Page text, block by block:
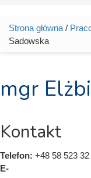
Jesteś tutaj
Strona główna /
Sadowska
mgr
Kontakt
Telefon: +48 58 523 32
E-